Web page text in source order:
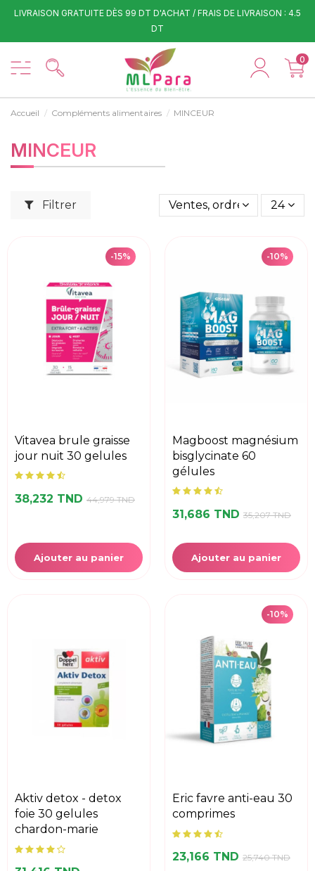
LIVRAISON GRATUITE DÈS 99 DT D'ACHAT / FRAIS DE LIVRAISON : 4.5
DT
0
Accueil Compléments alimentaires MINCEUR
MINCEUR
Filtrer Ventes, ordre décroissant
24
-15%
vitavea brule graisse
jour nuit 30 gelules
38,232 TND 44,979 TND
Ajouter au panier
-10%
magboost magnésium
bisglycinate 60
gélules
31,686 TND 35,207 TND
Ajouter au panier
aktiv detox - detox
foie 30 gelules
chardon-marie
-10%
eric favre anti-eau 30
comprimes
23,166 TND 25,740 TND